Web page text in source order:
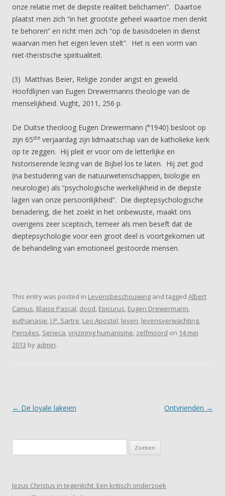
onze relatie met de diepste realiteit belichamen”. Daartoe
plaatst men zich “in het grootste geheel waartoe men denkt
te behoren” en richt men zich “op de basisdoelen in dienst
waarvan men het eigen leven stelt”. Het is een vorm van
niet-theïstische spiritualiteit.
(3) Matthias Beier, Religie zonder angst en geweld.
Hoofdlijnen van Eugen Drewermanns theologie van de
menselijkheid. Vught, 2011, 256 p.
De Duitse theoloog Eugen Drewermann (°1940) besloot op
zijn 65ste verjaardag zijn lidmaatschap van de katholieke kerk
op te zeggen. Hij pleit er voor om de letterlijke en
historiserende lezing van de Bijbel los te laten. Hij ziet god
(na bestudering van de natuurwetenschappen, biologie en
neurologie) als “psychologische werkelijkheid in de diepste
lagen van onze persoonlijkheid”. Die dieptepsychologische
benadering, die het zoekt in het onbewuste, maakt ons
overigens zeer sceptisch, temeer als men beseft dat de
dieptepsychologie voor een groot deel is voortgekomen uit
de behandeling van emotioneel gestoorde mensen.
This entry was posted in Levensbeschouwing and tagged Albert
Camus, Blaise Pascal, dood, Epicurus, Eugen Drewermann,
euthanasie, J.P. Sartre, Leo Apostel, leven, levensverwachting,
Pensées, Seneca,vrijzinnig humanisme, zelfmoord on 14 mei
2013 by admin.
Post navigation
← De loyale lakeien Ontvrienden →
naar:
Jezus Christus in tegenlicht. Een kritisch onderzoek